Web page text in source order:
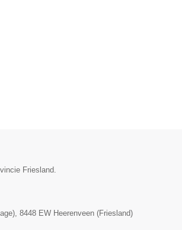
Friesland.
, 8448 EW Heerenveen(Friesland)